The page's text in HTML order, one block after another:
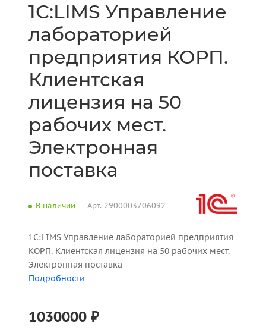
1С:LIMS Управление
лабораторией
предприятия КОРП.
Клиентская
лицензия на 50
рабочих мест.
Электронная
поставка
В наличии Арт. 2900003706092
1С:LIMS Управление лабораторией предприятия
КОРП. Клиентская лицензия на 50 рабочих мест.
Электронная поставка
Подробности
1030000 ₽